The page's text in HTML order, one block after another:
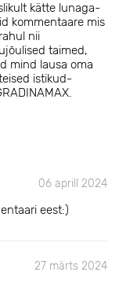
kätte lunaga-
kommentaare mis
nii
taimed,
mind lausa oma
istikud-
06 aprill 2024
eest:)
27 märts 2024